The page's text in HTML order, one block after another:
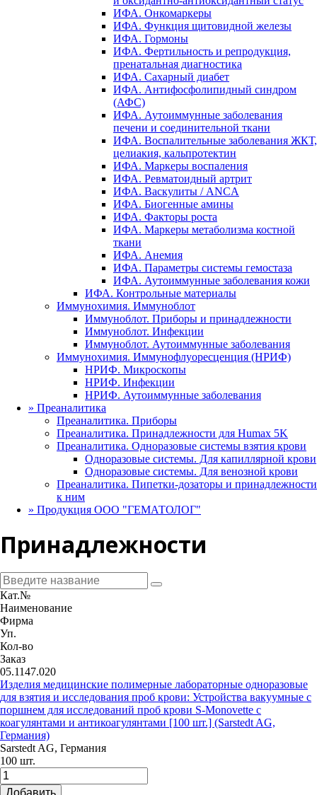
ИФА. Онкомаркеры
ИФА. Функция щитовидной железы
ИФА. Гормоны
ИФА. Фертильность и репродукция,
пренатальная диагностика
ИФА. Сахарный диабет
ИФА. Антифосфолипидный синдром
(АФС)
ИФА. Аутоиммунные заболевания
печени и соединительной ткани
ИФА. Воспалительные заболевания ЖКТ,
целиакия, кальпротектин
ИФА. Маркеры воспаления
ИФА. Ревматоидный артрит
ИФА. Васкулиты / ANCA
ИФА. Биогенные амины
ИФА. Факторы роста
ИФА. Маркеры метаболизма костной
ткани
ИФА. Анемия
ИФА. Параметры системы гемостаза
ИФА. Аутоиммунные заболевания кожи
ИФА. Контрольные материалы
Иммунохимия. Иммуноблот
Иммуноблот. Приборы и принадлежности
Иммуноблот. Инфекции
Иммуноблот. Аутоиммунные заболевания
Иммунохимия. Иммунофлуоресценция (НРИФ)
НРИФ. Микроскопы
НРИФ. Инфекции
НРИФ. Аутоиммунные заболевания
» Преаналитика
Преаналитика. Приборы
Преаналитика. Принадлежности для Humax 5K
Преаналитика. Одноразовые системы взятия крови
Одноразовые системы. Для капиллярной крови
Одноразовые системы. Для венозной крови
Преаналитика. Пипетки-дозаторы и принадлежности
к ним
» Продукция ООО "ГЕМАТОЛОГ"
Принадлежности
Кат.№
Наименование
Фирма
Уп.
Кол-во
Заказ
05.1147.020
Изделия медицинские полимерные лабораторные одноразовые
для взятия и исследования проб крови: Устройства вакуумные с
поршнем для исследований проб крови S-Monovette с
коагулянтами и антикоагулянтами [100 шт.] (Sarstedt AG,
Германия)
Sarstedt AG, Германия
100 шт.